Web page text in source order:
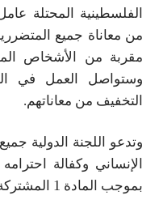
الفلسطينية المحتلة
من معاناة جميع
مقربة من الأشخاص
وستواصل العمل في
التخفيف من معاناتهم.
وتدعو اللجنة الدولية
الإنساني وكفالة
بموجب المادة 1